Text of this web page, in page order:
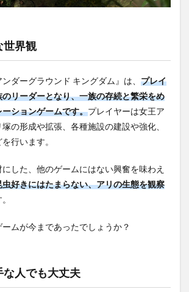
世界観
ンダーグラウンド キングダム』は、 プレイ
リーダーとなり、一族の存続と繁栄をめ
ションゲームです。プレイヤーは女王ア
の形成や拡張、各種施設の建設や強化、
行います。
した、他のゲームにはない興奮を味わえ
虫好きにはたまらない、アリの生態を観察
ムが今まであったでしょうか？
な人でも大丈夫